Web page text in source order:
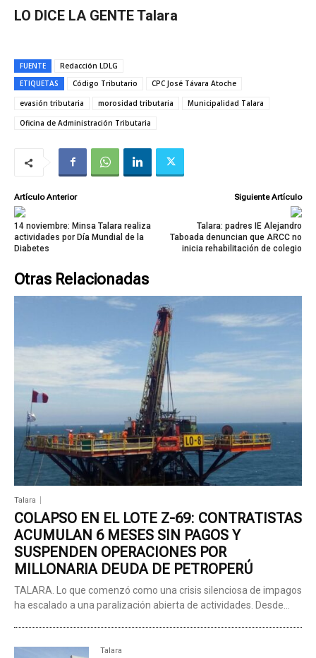
LO DICE LA GENTE Talara
FUENTE
Redacción LDLG
ETIQUETAS
Código Tributario
CPC José Távara Atoche
evasión tributaria
morosidad tributaria
Municipalidad Talara
Oficina de Administración Tributaria
Artículo Anterior
14 noviembre: Minsa Talara realiza
actividades por Día Mundial de la
Diabetes
Siguiente Artículo
Talara: padres IE Alejandro
Taboada denuncian que ARCC no
inicia rehabilitación de colegio
Otras Relacionadas
Talara
COLAPSO EN EL LOTE Z-69: CONTRATISTAS
ACUMULAN 6 MESES SIN PAGOS Y
SUSPENDEN OPERACIONES POR
MILLONARIA DEUDA DE PETROPERÚ
TALARA. Lo que comenzó como una crisis silenciosa de impagos
ha escalado a una paralización abierta de actividades. Desde...
Talara